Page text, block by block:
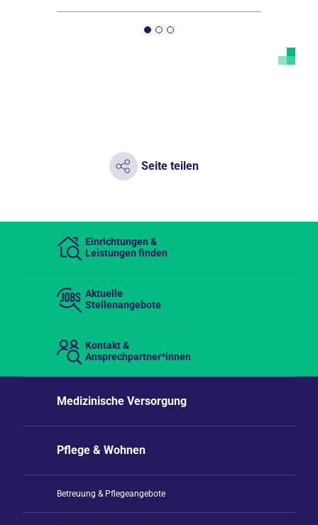
Seite teilen
Einrichtungen &
Leistungen finden
Aktuelle
Stellenangebote
Kontakt &
Ansprechpartner*innen
Medizinische Versorgung
Pflege & Wohnen
Betreuung & Pflegeangebote